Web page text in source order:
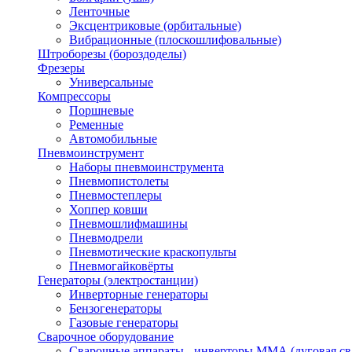
Ленточные
Эксцентриковые (орбитальные)
Вибрационные (плоскошлифовальные)
Штроборезы (бороздоделы)
Фрезеры
Универсальные
Компрессоры
Поршневые
Ременные
Автомобильные
Пневмоинструмент
Наборы пневмоинструмента
Пневмопистолеты
Пневмостеплеры
Хоппер ковши
Пневмошлифмашины
Пневмодрели
Пневмотические краскопульты
Пневмогайковёрты
Генераторы (электростанции)
Инверторные генераторы
Бензогенераторы
Газовые генераторы
Сварочное оборудование